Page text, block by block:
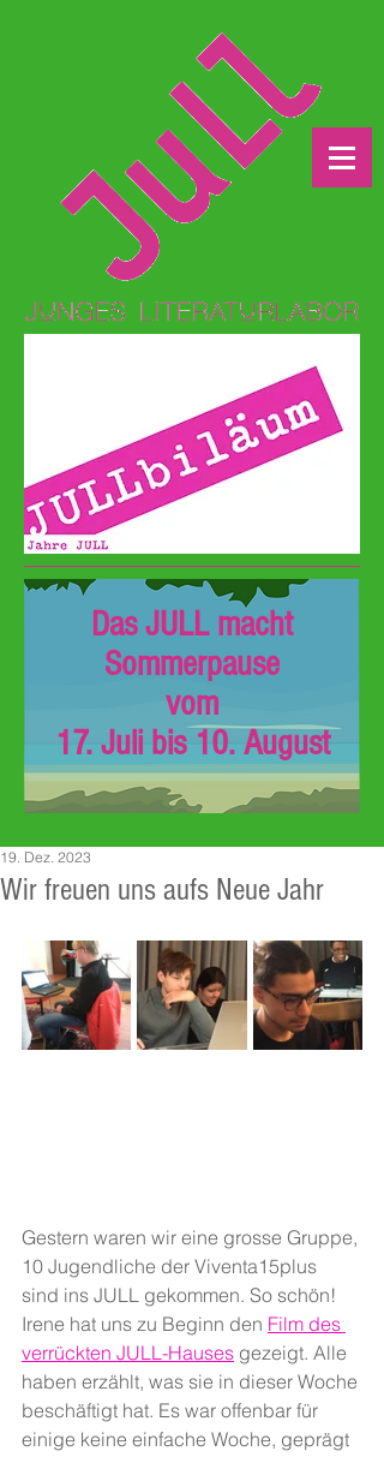
Das JULL macht
Sommerpause
vom
17. Juli bis 10. August
Wir freuen uns aufs Neue Jahr
19. Dez. 2023
Gestern waren wir eine grosse Gruppe,
10 Jugendliche der Viventa15plus
sind ins JULL gekommen. So schön!
Irene hat uns zu Beginn den Film des
verrückten JULL-Hauses gezeigt. Alle
haben erzählt, was sie in dieser Woche
beschäftigt hat. Es war offenbar für
einige keine einfache Woche, geprägt